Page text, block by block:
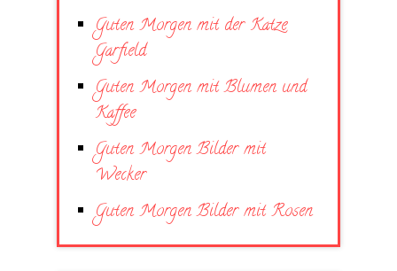
Guten Morgen mit der Katze
Garfield
Guten Morgen mit Blumen und
Kaffee
Guten Morgen Bilder mit
Wecker
Guten Morgen Bilder mit Rosen